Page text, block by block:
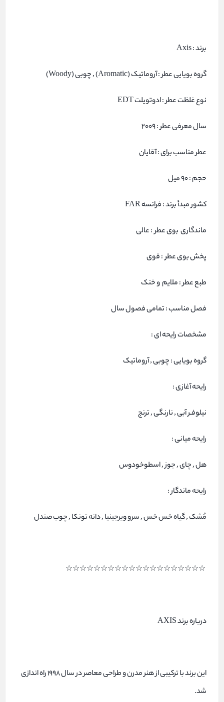
برند : Axis
گروه بویایی عطر : آروماتیک (Aromatic) , چوبی (Woody)
نوع غلظت عطر : ادوتویلت EDT
سال معرفی عطر : 2009
عطر مناسب برای : آقایان
حجم : ۹۰ میل
کشور مبدأ برند : فرانسه FAR
ماندگاری بوی عطر : عالی
پخش بوی عطر : قوی
طبع عطر : ملایم و خنک
فصل مناسب : تمامی فصول سال
مشخصات رایحه ای :
گروه بویایی : چوبی , آروماتیک
رایحه آغازی :
نیلوفـر آبی , نارنگی , ترنج
رایحه میانی :
هل , چای , جوز , اسطوخودوس
رایحه ماندگار :
مُشک , گیاه خس خس , سرو ویرجینیا , دانه تونکا , چوب صندل
☆☆☆☆☆☆☆☆☆☆☆☆☆☆☆☆☆☆☆☆
درباره برند AXIS
این برند با ترکیبی از هنر مدرن و طراحی معاصر در سال ۱۹۹۸ راه اندازی
شد.